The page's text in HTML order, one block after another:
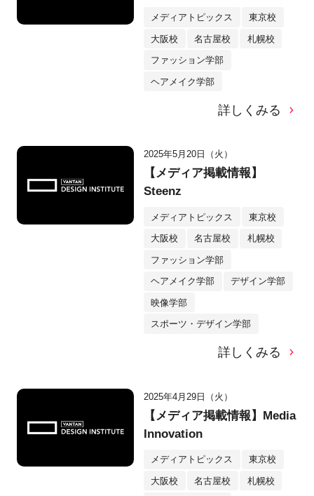
メディアトピックス 東京校
大阪校 名古屋校 札幌校
ファッション学部
ヘアメイク学部
詳しくみる
2025年5月20日（火）
【メディア掲載情報】
Steenz
メディアトピックス 東京校
大阪校 名古屋校 札幌校
ファッション学部
ヘアメイク学部 デザイン学部
映像学部
スポーツ・デザイン学部
詳しくみる
2025年4月29日（火）
【メディア掲載情報】Media
Innovation
メディアトピックス 東京校
大阪校 名古屋校 札幌校